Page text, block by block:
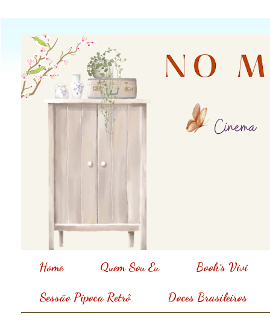
Home Quem Sou Eu Book´s Vivi
Sessão Pipoca Retrô Doces Brasileiros